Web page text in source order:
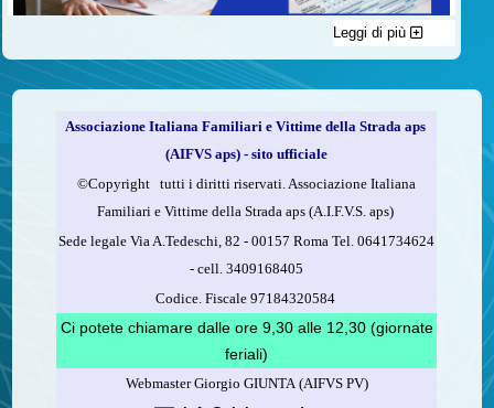
C'è un modo di contribuire alle attività dell’A.I.F.V.S. a favore
delle vittime della strada e per dare giustizia ai superstiti ed ai
loro familiari che non costa nulla: devolvere il 5 per mille della
Compila la scheda CUD o del modello 730.
Firma nel riquadro indicato come “Sostegno delle
organizzazioni non lucrative di utilità sociale, delle associazioni
Indica nel riquadro il codice fiscale dell’A.I.F.V.S.:
97184320584
Leggi di più
Associazione Italiana Familiari e Vittime della Strada aps
(AIFVS aps) - sito ufficiale
©​Copyright tutti i diritti riservati. Associazione Italiana
Familiari e Vittime della Strada aps (A.I.F.V.S. aps)
Sede legale Via A.Tedeschi, 82 - 00157 Roma Tel. 0641734624
-cell.3409168405
Codice. Fiscale 97184320584
Ci potete chiamare dalle ore 9,30 alle 12,30 (giornate
feriali)
Webmaster Giorgio GIUNTA (AIFVS PV)